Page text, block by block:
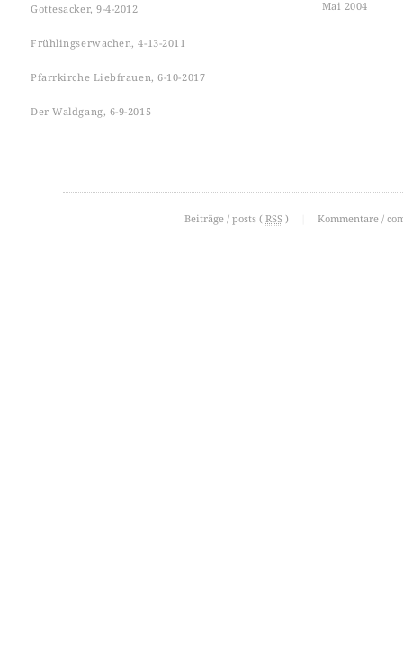
Gottesacker, 9-4-2012
Frühlingserwachen, 4-13-2011
Pfarrkirche Liebfrauen, 6-10-2017
Der Waldgang, 6-9-2015
Mai 2004
Beiträge / posts ( RSS ) Kommentare /